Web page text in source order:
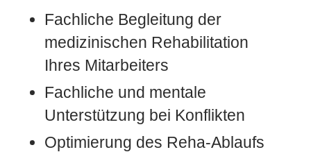
Fachliche Begleitung der
medizinischen Rehabilitation
Ihres Mitarbeiters
Fachliche und mentale
Unterstützung bei Konflikten
Optimierung des Reha-Ablaufs